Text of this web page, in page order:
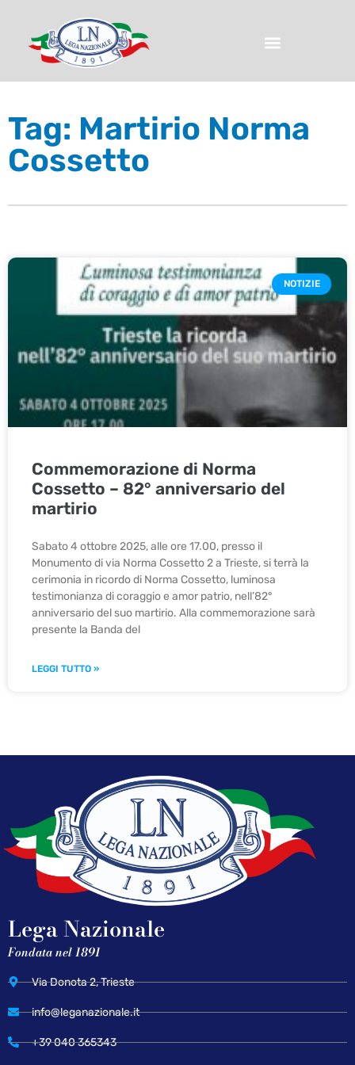
Tag: Martirio Norma
Cossetto
NOTIZIE
Commemorazione di Norma
Cossetto – 82° anniversario del
martirio
Sabato 4 ottobre 2025, alle ore 17.00, presso il
Monumento di via Norma Cossetto 2 a Trieste, si terrà la
cerimonia in ricordo di Norma Cossetto, luminosa
testimonianza di coraggio e amor patrio, nell’82°
anniversario del suo martirio. Alla commemorazione sarà
presente la Banda del
LEGGI TUTTO »
Lega Nazionale
Fondata nel 1891
Via Donota 2, Trieste
info@leganazionale.it
+39 040 365343